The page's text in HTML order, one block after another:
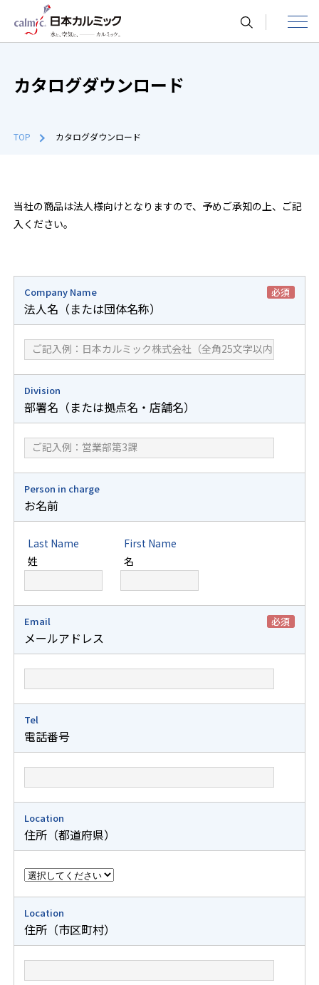
toggle
カタログダウンロード
TOP カタログダウンロード
当社の商品は法人様向けとなりますので、予めご承知の上、ご記
入ください。
Company Name
法人名（または団体名称）
必須
Division
部署名（または拠点名・店舗名）
Person in charge
お名前
Last Name
姓
First Name
名
Email
メールアドレス
必須
Tel
電話番号
Location
住所（都道府県）
Location
住所（市区町村）